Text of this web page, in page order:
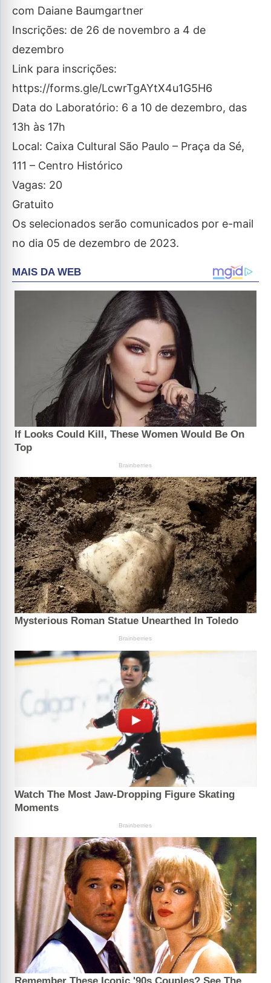
com Daiane Baumgartner
Inscrições: de 26 de novembro a 4 de
dezembro
Link para inscrições:
https://forms.gle/LcwrTgAYtX4u1G5H6
Data do Laboratório: 6 a 10 de dezembro, das
13h às 17h
Local: Caixa Cultural São Paulo – Praça da Sé,
111 – Centro Histórico
Vagas: 20
Gratuito
Os selecionados serão comunicados por e-mail
no dia 05 de dezembro de 2023.